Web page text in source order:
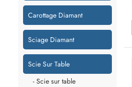
Carottage Diamant
Sciage Diamant
Scie Sur Table
- Scie sur table